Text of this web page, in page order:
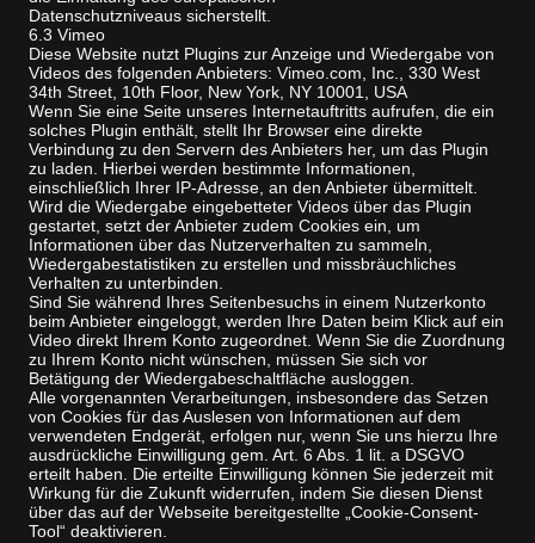
Datenschutzniveaus sicherstellt.
6.3 Vimeo
Diese Website nutzt Plugins zur Anzeige und Wiedergabe von
Videos des folgenden Anbieters: Vimeo.com, Inc., 330 West
34th Street, 10th Floor, New York, NY 10001, USA
Wenn Sie eine Seite unseres Internetauftritts aufrufen, die ein
solches Plugin enthält, stellt Ihr Browser eine direkte
Verbindung zu den Servern des Anbieters her, um das Plugin
zu laden. Hierbei werden bestimmte Informationen,
einschließlich Ihrer IP-Adresse, an den Anbieter übermittelt.
Wird die Wiedergabe eingebetteter Videos über das Plugin
gestartet, setzt der Anbieter zudem Cookies ein, um
Informationen über das Nutzerverhalten zu sammeln,
Wiedergabestatistiken zu erstellen und missbräuchliches
Verhalten zu unterbinden.
Sind Sie während Ihres Seitenbesuchs in einem Nutzerkonto
beim Anbieter eingeloggt, werden Ihre Daten beim Klick auf ein
Video direkt Ihrem Konto zugeordnet. Wenn Sie die Zuordnung
zu Ihrem Konto nicht wünschen, müssen Sie sich vor
Betätigung der Wiedergabeschaltfläche ausloggen.
Alle vorgenannten Verarbeitungen, insbesondere das Setzen
von Cookies für das Auslesen von Informationen auf dem
verwendeten Endgerät, erfolgen nur, wenn Sie uns hierzu Ihre
ausdrückliche Einwilligung gem. Art. 6 Abs. 1 lit. a DSGVO
erteilt haben. Die erteilte Einwilligung können Sie jederzeit mit
Wirkung für die Zukunft widerrufen, indem Sie diesen Dienst
über das auf der Webseite bereitgestellte „Cookie-Consent-
Tool“ deaktivieren.